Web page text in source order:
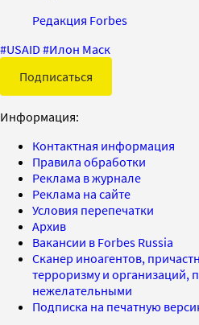
Редакция Forbes
#USAID #Илон Маск
Подписаться
Информация:
Контактная информация
Правила обработки
Реклама в журнале
Реклама на сайте
Условия перепечатки
Архив
Вакансии в Forbes Russia
Сканер иноагентов,
терроризму и организаций,
нежелательными
Подписка на печатную